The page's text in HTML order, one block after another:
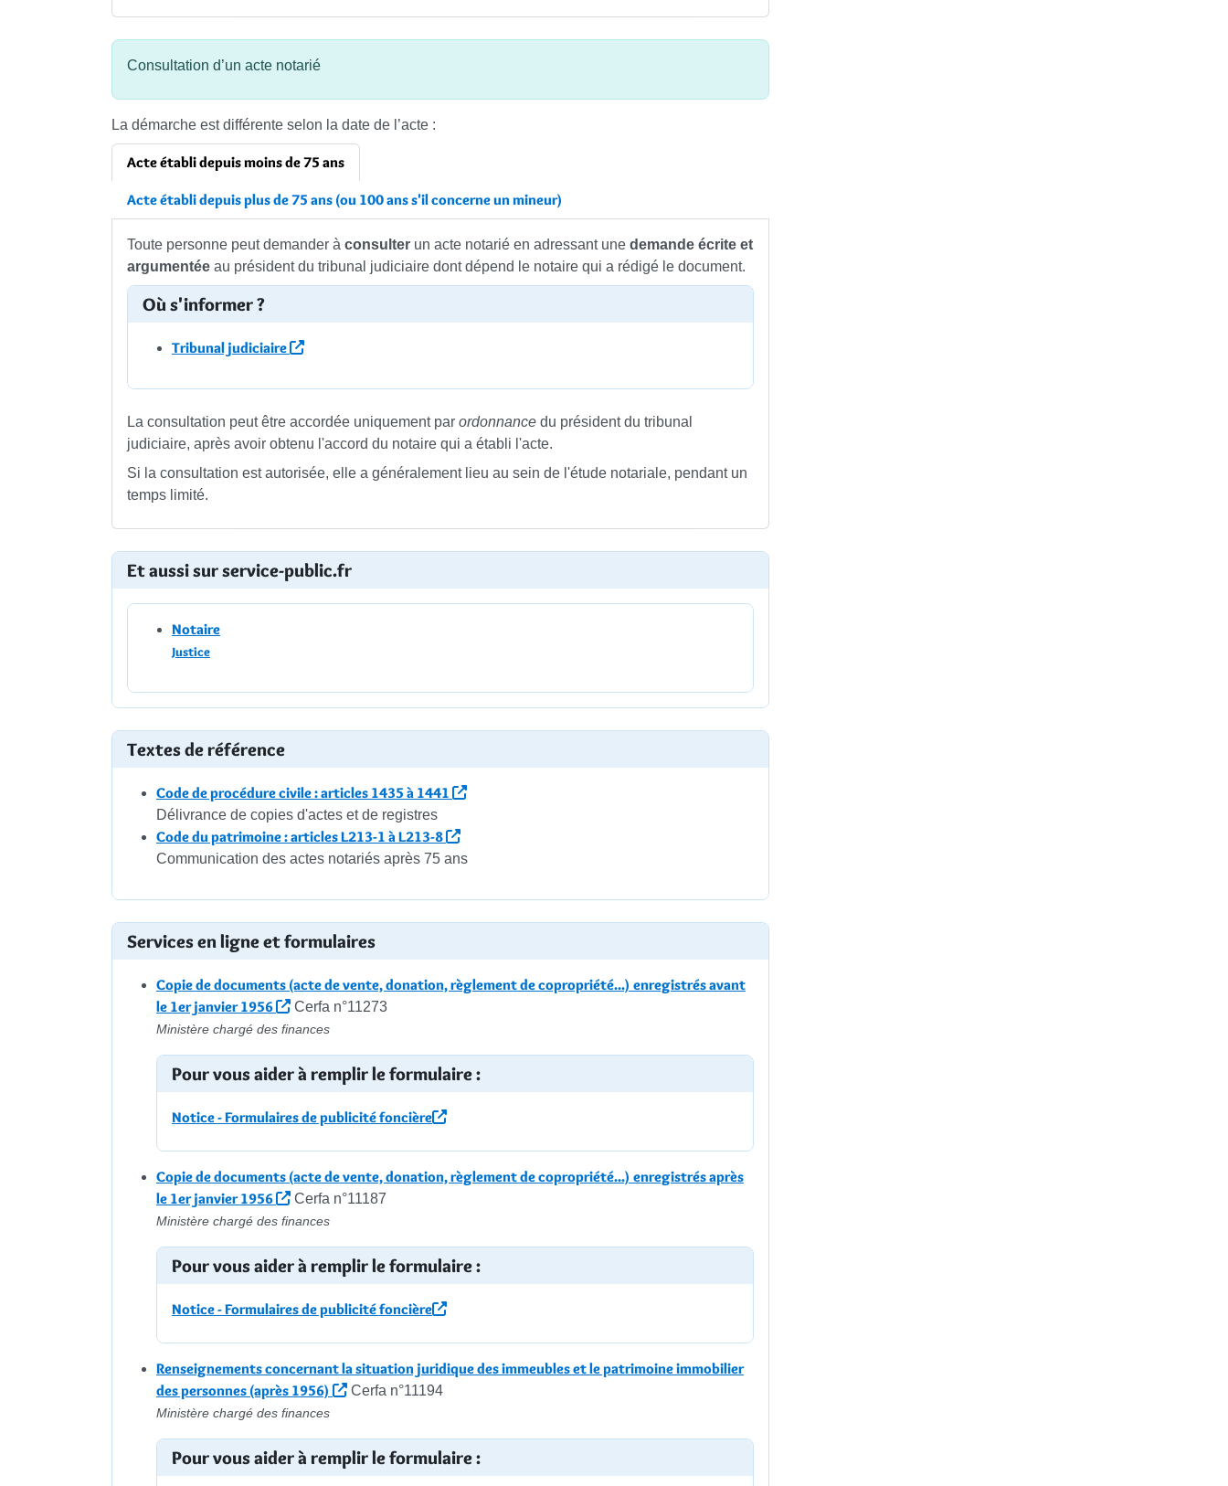
Consultation d’un acte notarié
La démarche est différente selon la date de l’acte :
Acte établi depuis moins de 75 ans
Acte établi depuis plus de 75 ans (ou 100 ans s'il concerne un mineur)
Toute personne peut demander à consulter un acte notarié en adressant une demande écrite et
argumentée au président du tribunal judiciaire dont dépend le notaire qui a rédigé le document.
Où s'informer ?
Tribunal judiciaire
La consultation peut être accordée uniquement par ordonnance du président du tribunal
judiciaire, après avoir obtenu l'accord du notaire qui a établi l'acte.
Si la consultation est autorisée, elle a généralement lieu au sein de l'étude notariale, pendant un
temps limité.
Et aussi sur service-public.fr
Notaire
Justice
Textes de référence
Code de procédure civile : articles 1435 à 1441
Délivrance de copies d'actes et de registres
Code du patrimoine : articles L213-1 à L213-8
Communication des actes notariés après 75 ans
Services en ligne et formulaires
Copie de documents (acte de vente, donation, règlement de copropriété...) enregistrés avant
le 1er janvier 1956
Cerfa n°11273
Ministère chargé des finances
Pour vous aider à remplir le formulaire :
Notice - Formulaires de publicité foncière
Copie de documents (acte de vente, donation, règlement de copropriété...) enregistrés après
le 1er janvier 1956
Cerfa n°11187
Ministère chargé des finances
Pour vous aider à remplir le formulaire :
Notice - Formulaires de publicité foncière
Renseignements concernant la situation juridique des immeubles et le patrimoine immobilier
des personnes (après 1956)
Cerfa n°11194
Ministère chargé des finances
Pour vous aider à remplir le formulaire :